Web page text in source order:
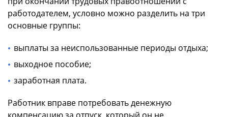
работодателем, условно можно разделить на три
основные группы:
выплаты за неиспользованные периоды отдыха;
выходное пособие;
заработная плата.
Работник вправе потребовать денежную